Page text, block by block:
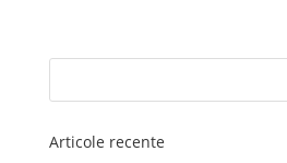
Articole recente